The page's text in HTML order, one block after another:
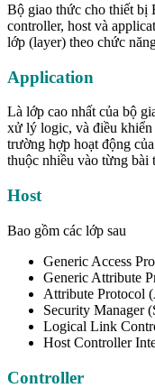
Bộ giao thức cho thiết bị
controller, host và
lớp (layer) theo chức
Application
Là lớp cao nhất của bộ
xử lý logic, và điều
trường hợp hoạt động
thuộc nhiều vào từng bài
Host
Bao gồm các lớp sau
Generic Access
Generic Attribute
Attribute Protocol
Security Manager
Logical Link
Host Controller
Controller